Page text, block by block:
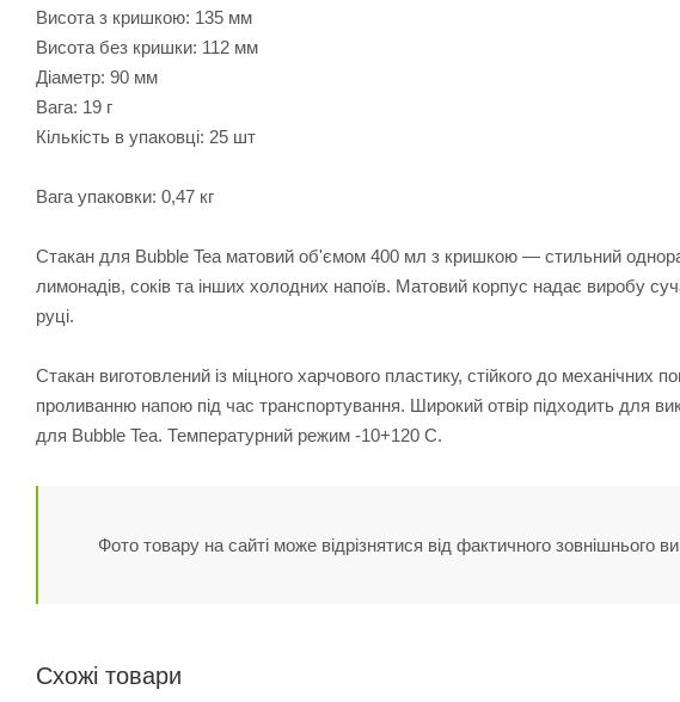
Висота з кришкою: 135 мм
Висота без кришки: 112 мм
Діаметр: 90 мм
Вага: 19 г
Кількість в упаковці: 25 шт
Вага упаковки: 0,47 кг
Стакан для Bubble Tea матовий об'ємом 400 мл з кришкою — стильний
лимонадів, соків та інших холодних напоїв. Матовий корпус надає виробу
руці.
Стакан виготовлений із міцного харчового пластику, стійкого до
проливанню напою під час транспортування. Широкий отвір підходить для
для Bubble Tea. Температурний режим -10+120 С.
Фото товару на сайті може відрізнятися від фактичного зовнішнього
Схожі товари